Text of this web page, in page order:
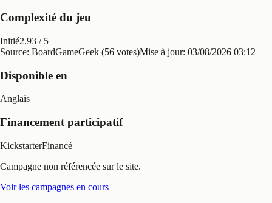
Complexité du jeu
Initié2.93 / 5
Source: BoardGameGeek (56 votes)Mise à jour: 03/08/2026 03:12
Disponible en
Anglais
Financement participatif
KickstarterFinancé
Campagne non référencée sur le site.
Voir les campagnes en cours